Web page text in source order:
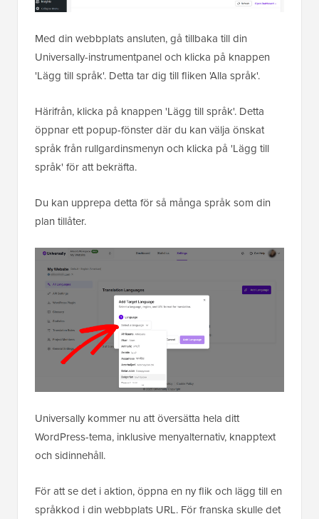
Med din webbplats ansluten, gå tillbaka till din
Universally-instrumentpanel och klicka på knappen
'Lägg till språk'. Detta tar dig till fliken 'Alla språk'.
Härifrån, klicka på knappen 'Lägg till språk'. Detta
öppnar ett popup-fönster där du kan välja önskat
språk från rullgardinsmenyn och klicka på 'Lägg till
språk' för att bekräfta.
Du kan upprepa detta för så många språk som din
plan tillåter.
Universally kommer nu att översätta hela ditt
WordPress-tema, inklusive menyalternativ, knapptext
och sidinnehåll.
För att se det i aktion, öppna en ny flik och lägg till en
språkkod i din webbplats URL. För franska skulle det